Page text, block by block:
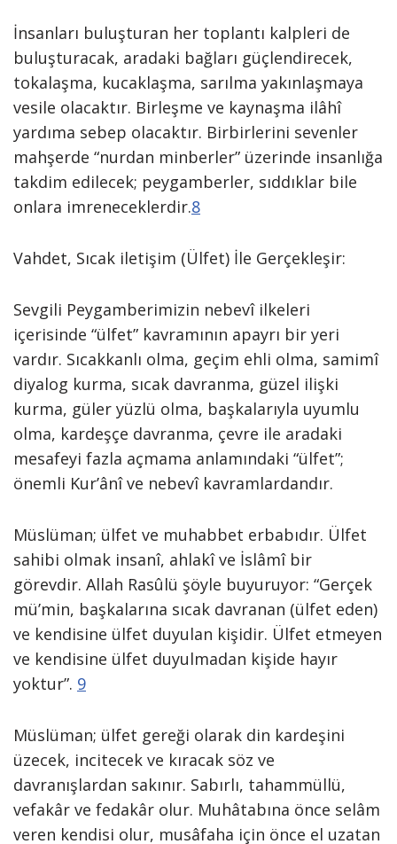
İnsanları buluşturan her toplantı kalpleri de
buluşturacak, aradaki bağları güçlendirecek,
tokalaşma, kucaklaşma, sarılma yakınlaşmaya
vesile olacaktır. Birleşme ve kaynaşma ilâhî
yardıma sebep olacaktır. Birbirlerini sevenler
mahşerde “nurdan minberler” üzerinde insanlığa
takdim edilecek; peygamberler, sıddıklar bile
onlara imreneceklerdir.8
Vahdet, Sıcak iletişim (Ülfet) İle Gerçekleşir:
Sevgili Peygamberimizin nebevî ilkeleri
içerisinde “ülfet” kavramının apayrı bir yeri
vardır. Sıcakkanlı olma, geçim ehli olma, samimî
diyalog kurma, sıcak davranma, güzel ilişki
kurma, güler yüzlü olma, başkalarıyla uyumlu
olma, kardeşçe davranma, çevre ile aradaki
mesafeyi fazla açmama anlamındaki “ülfet”;
önemli Kur’ânî ve nebevî kavramlardandır.
Müslüman; ülfet ve muhabbet erbabıdır. Ülfet
sahibi olmak insanî, ahlakî ve İslâmî bir
görevdir. Allah Rasûlü şöyle buyuruyor: “Gerçek
mü’min, başkalarına sıcak davranan (ülfet eden)
ve kendisine ülfet duyulan kişidir. Ülfet etmeyen
ve kendisine ülfet duyulmadan kişide hayır
yoktur”. 9
Müslüman; ülfet gereği olarak din kardeşini
üzecek, incitecek ve kıracak söz ve
davranışlardan sakınır. Sabırlı, tahammüllü,
vefakâr ve fedakâr olur. Muhâtabına önce selâm
veren kendisi olur, musâfaha için önce el uzatan